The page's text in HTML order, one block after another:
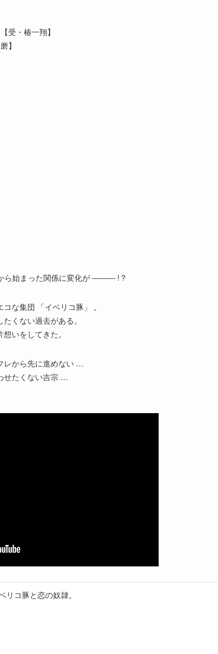
【受・椿一翔】
】
ら始まった関係に変化が ――― ! ?
な集団 「イベリコ豚」 。
くない過去がある。
いをしてきた。
レから先に進めない …
せたくない吉宗 …
リコ豚と恋の奴隷。